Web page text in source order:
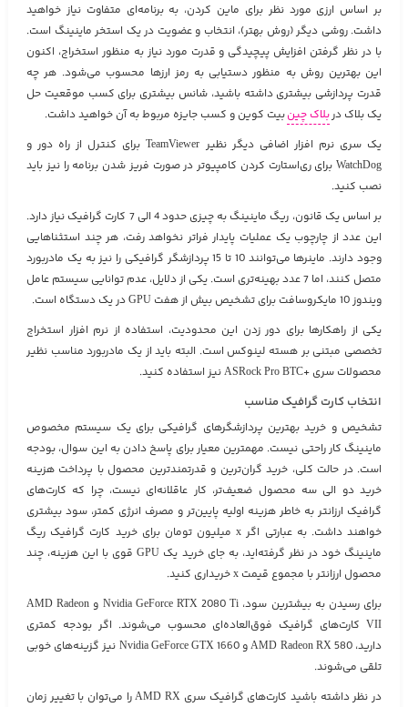
بر اساس ارزی مورد نظر برای ماین کردن، به برنامه‌ای متفاوت نیاز خواهید
داشت. روشی دیگر (روش بهتر)، انتخاب و عضویت در یک استخر ماینینگ است.
با در نظر گرفتن افزایش پیچیدگی و قدرت مورد نیاز به منظور استخراج، اکنون
این بهترین روش به منظور دستیابی به رمز ارزها محسوب می‌شود. هر چه
قدرت پردازشی بیشتری داشته باشید، شانس بیشتری برای کسب موقعیت حل
یک بلاک دربلاک چینبیت کوین و کسب جایزه مربوط به آن خواهید داشت.
یک سری نرم افزار اضافی دیگر نظیر TeamViewer برای کنترل از راه دور و
WatchDog برای ری‌استارت کردن کامپیوتر در صورت فریز شدن برنامه را نیز باید
نصب کنید.
بر اساس یک قانون، ریگ ماینینگ به چیزی حدود 4 الی 7 کارت گرافیک نیاز دارد.
این عدد از چارچوب یک عملیات پایدار فراتر نخواهد رفت، هر چند استثناهایی
وجود دارند. ماینرها می‌توانند 10 تا 15 پردازشگر گرافیکی را نیز به یک مادربورد
متصل کنند، اما 7 عدد بهینه‌تری است. یکی از دلایل، عدم توانایی سیستم عامل
ویندوز 10 مایکروسافت برای تشخیص بیش از هفت GPU در یک دستگاه است.
یکی از راهکارها برای دور زدن این محدودیت، استفاده از نرم افزار استخراج
تخصصی مبتنی بر هسته لینوکس است. البته باید از یک مادربورد مناسب نظیر
محصولات سری +ASRock Pro BTC نیز استفاده کنید.
انتخاب کارت گرافیک مناسب
تشخیص و خرید بهترین پردازشگرهای گرافیکی برای یک سیستم مخصوص
ماینینگ کار راحتی نیست. مهمترین معیار برای پاسخ دادن به این سوال، بودجه
است. در حالت کلی، خرید گران‌ترین و قدرتمندترین محصول با پرداخت هزینه
خرید دو الی سه محصول ضعیف‌تر، کار عاقلانه‌ای نیست، چرا که کارت‌های
گرافیک ارزانتر به خاطر هزینه اولیه پایین‌تر و مصرف انرژی کمتر، سود بیشتری
خواهند داشت. به عبارتی اگر x میلیون تومان برای خرید کارت گرافیک ریگ
ماینینگ خود در نظر گرفته‌اید، به جای خرید یک GPU قوی با این هزینه، چند
محصول ارزانتر با مجموع قیمت x خریداری کنید.
برای رسیدن به بیشترین سود، Nvidia GeForce RTX 2080 Ti و AMD Radeon
VII کارت‌های گرافیک فوق‌العاده‌ای محسوب می‌شوند. اگر بودجه کمتری
دارید، AMD Radeon RX 580 و Nvidia GeForce GTX 1660 نیز گزینه‌های خوبی
تلقی می‌شوند.
در نظر داشته باشید کارت‌های گرافیک سری AMD RX را می‌توان با تغییر زمان